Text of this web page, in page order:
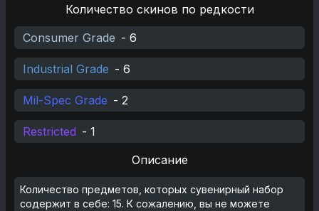
Количество скинов по редкости
Consumer Grade - 6
Industrial Grade - 6
Mil-Spec Grade - 2
Restricted - 1
Описание
Количество предметов, которых сувенирный набор
содержит в себе: 15. К сожалению, вы не можете